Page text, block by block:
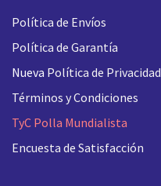
Política de Envíos
Política de Garantía
Nueva Política de Privacidad
Términos y Condiciones
TyC Polla Mundialista
Encuesta de Satisfacción